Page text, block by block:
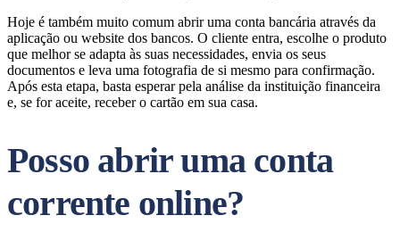
Hoje é também muito comum abrir uma conta bancária através da
aplicação ou website dos bancos. O cliente entra, escolhe o produto
que melhor se adapta às suas necessidades, envia os seus
documentos e leva uma fotografia de si mesmo para confirmação.
Após esta etapa, basta esperar pela análise da instituição financeira
e, se for aceite, receber o cartão em sua casa.
Posso abrir uma conta
corrente online?